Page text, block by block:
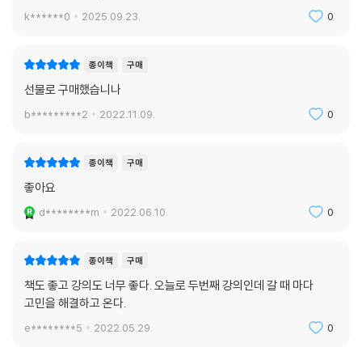
k******0 2025.09.23. 0
종이책 구매
선물로 구매했습니나
b*********2 2022.11.09. 0
종이책 구매
좋아요
d********m 2022.06.10. 0
종이책 구매
책도 좋고 강의도 너무 좋다. 오늘로 두번째 강의인데 갈 때 마다
고민을 해결하고 온다.
e********5 2022.05.29. 0